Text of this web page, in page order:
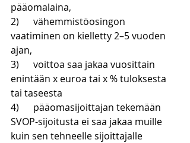
pääomalaina,
2) vähemmistöosingon
vaatiminen on kielletty 2–5 vuoden
ajan,
3) voittoa saa jakaa vuosittain
enintään x euroa tai x % tuloksesta
tai taseesta
4) pääomasijoittajan tekemään
SVOP-sijoitusta ei saa jakaa muille
kuin sen tehneelle sijoittajalle